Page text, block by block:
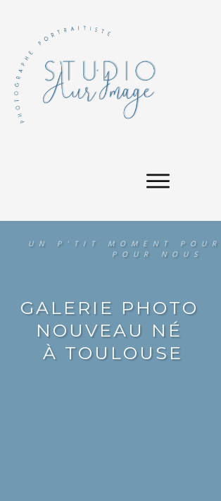
UN P'TIT MOMENT
POUR NOUS
GALERIE PHOTO
NOUVEAU NÉ
À TOULOUSE